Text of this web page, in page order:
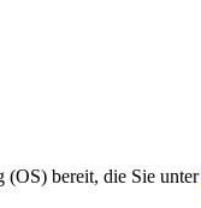
bereit, die Sie unter